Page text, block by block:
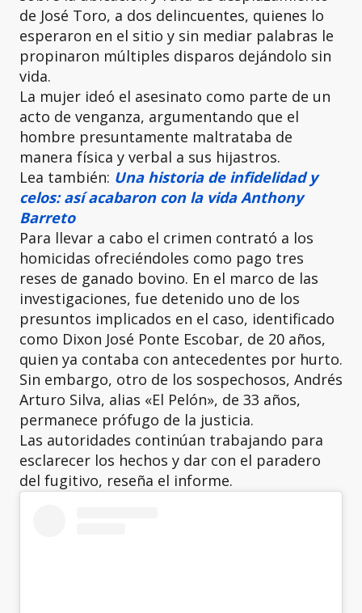
de José Toro, a dos delincuentes, quienes lo
esperaron en el sitio y sin mediar palabras le
propinaron múltiples disparos dejándolo sin
vida.
La mujer ideó el asesinato como parte de un
acto de venganza, argumentando que el
hombre presuntamente maltrataba de
manera física y verbal a sus hijastros.
Lea también: Una historia de infidelidad y
celos: así acabaron con la vida Anthony
Barreto
Para llevar a cabo el crimen contrató a los
homicidas ofreciéndoles como pago tres
reses de ganado bovino. En el marco de las
investigaciones, fue detenido uno de los
presuntos implicados en el caso, identificado
como Dixon José Ponte Escobar, de 20 años,
quien ya contaba con antecedentes por hurto.
Sin embargo, otro de los sospechosos, Andrés
Arturo Silva, alias «El Pelón», de 33 años,
permanece prófugo de la justicia.
Las autoridades continúan trabajando para
esclarecer los hechos y dar con el paradero
del fugitivo, reseña el informe.